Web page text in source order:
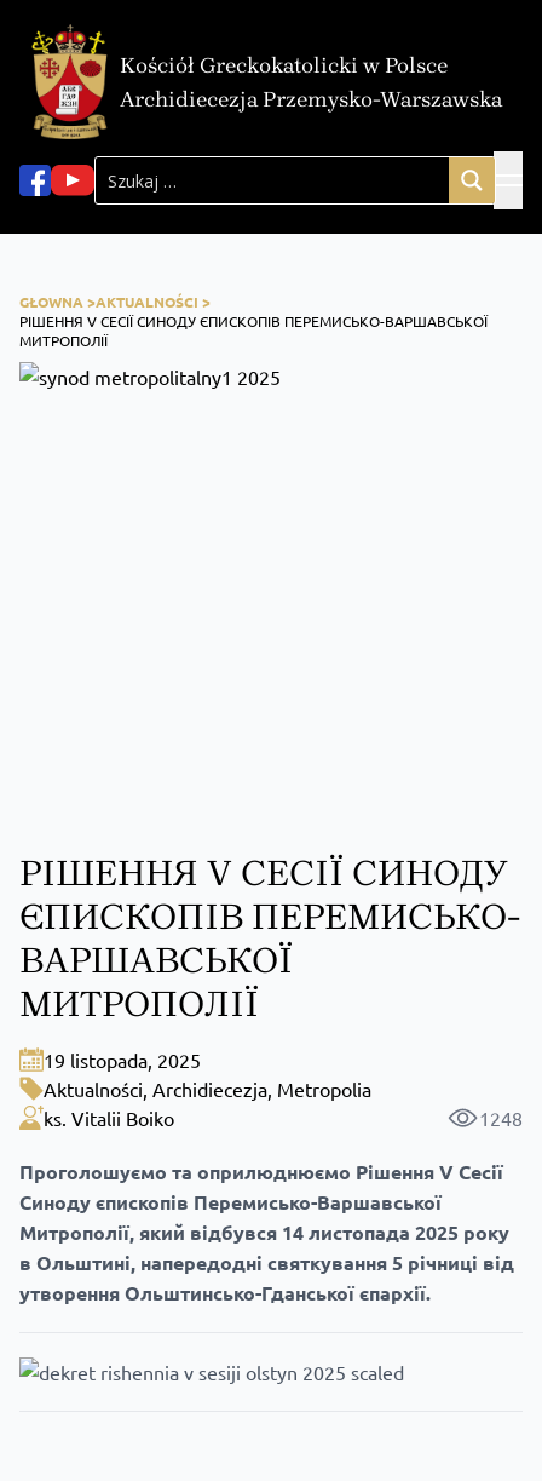
Kościół Greckokatolicki w Polsce
Archidiecezja Przemysko-Warszawska
GŁOWNA >AKTUALNOŚCI >
РІШЕННЯ V СЕСІЇ СИНОДУ ЄПИСКОПІВ ПЕРЕМИСЬКО-ВАРШАВСЬКОЇ
МИТРОПОЛІЇ
РІШЕННЯ V СЕСІЇ СИНОДУ
ЄПИСКОПІВ ПЕРЕМИСЬКО-
ВАРШАВСЬКОЇ
МИТРОПОЛІЇ
19 listopada, 2025
Aktualności, Archidiecezja, Metropolia
ks. Vitalii Boiko
1248
Проголошуємо та оприлюднюємо Рішення V Сесії
Синоду єпископів Перемисько-Варшавської
Митрополії, який відбувся 14 листопада 2025 року
в Ольштині, напередодні святкування 5 річниці від
утворення Ольштинсько-Гданської єпархії.